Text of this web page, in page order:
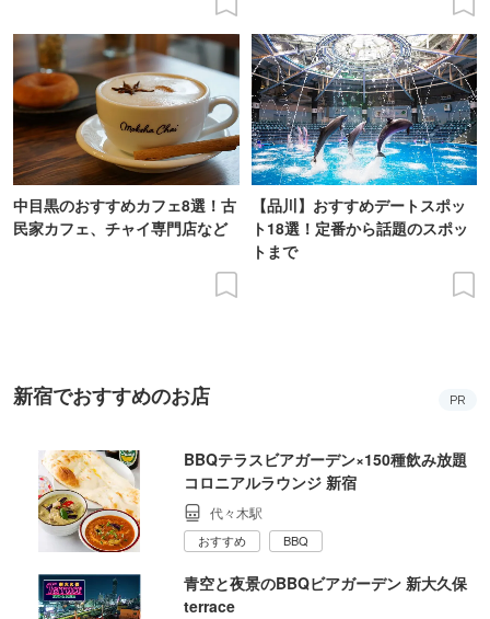
中目黒のおすすめカフェ8選！古
民家カフェ、チャイ専門店など
【品川】おすすめデートスポッ
ト18選！定番から話題のスポッ
トまで
新宿でおすすめのお店 PR
BBQテラスビアガーデン×150種飲み放題
コロニアルラウンジ 新宿
代々木駅
おすすめ BBQ
青空と夜景のBBQビアガーデン 新大久保
terrace